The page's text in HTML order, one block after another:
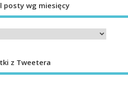
posty wg miesięcy
z Tweetera